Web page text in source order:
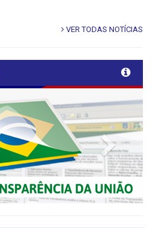
VER TODAS NOTÍCIAS
Next